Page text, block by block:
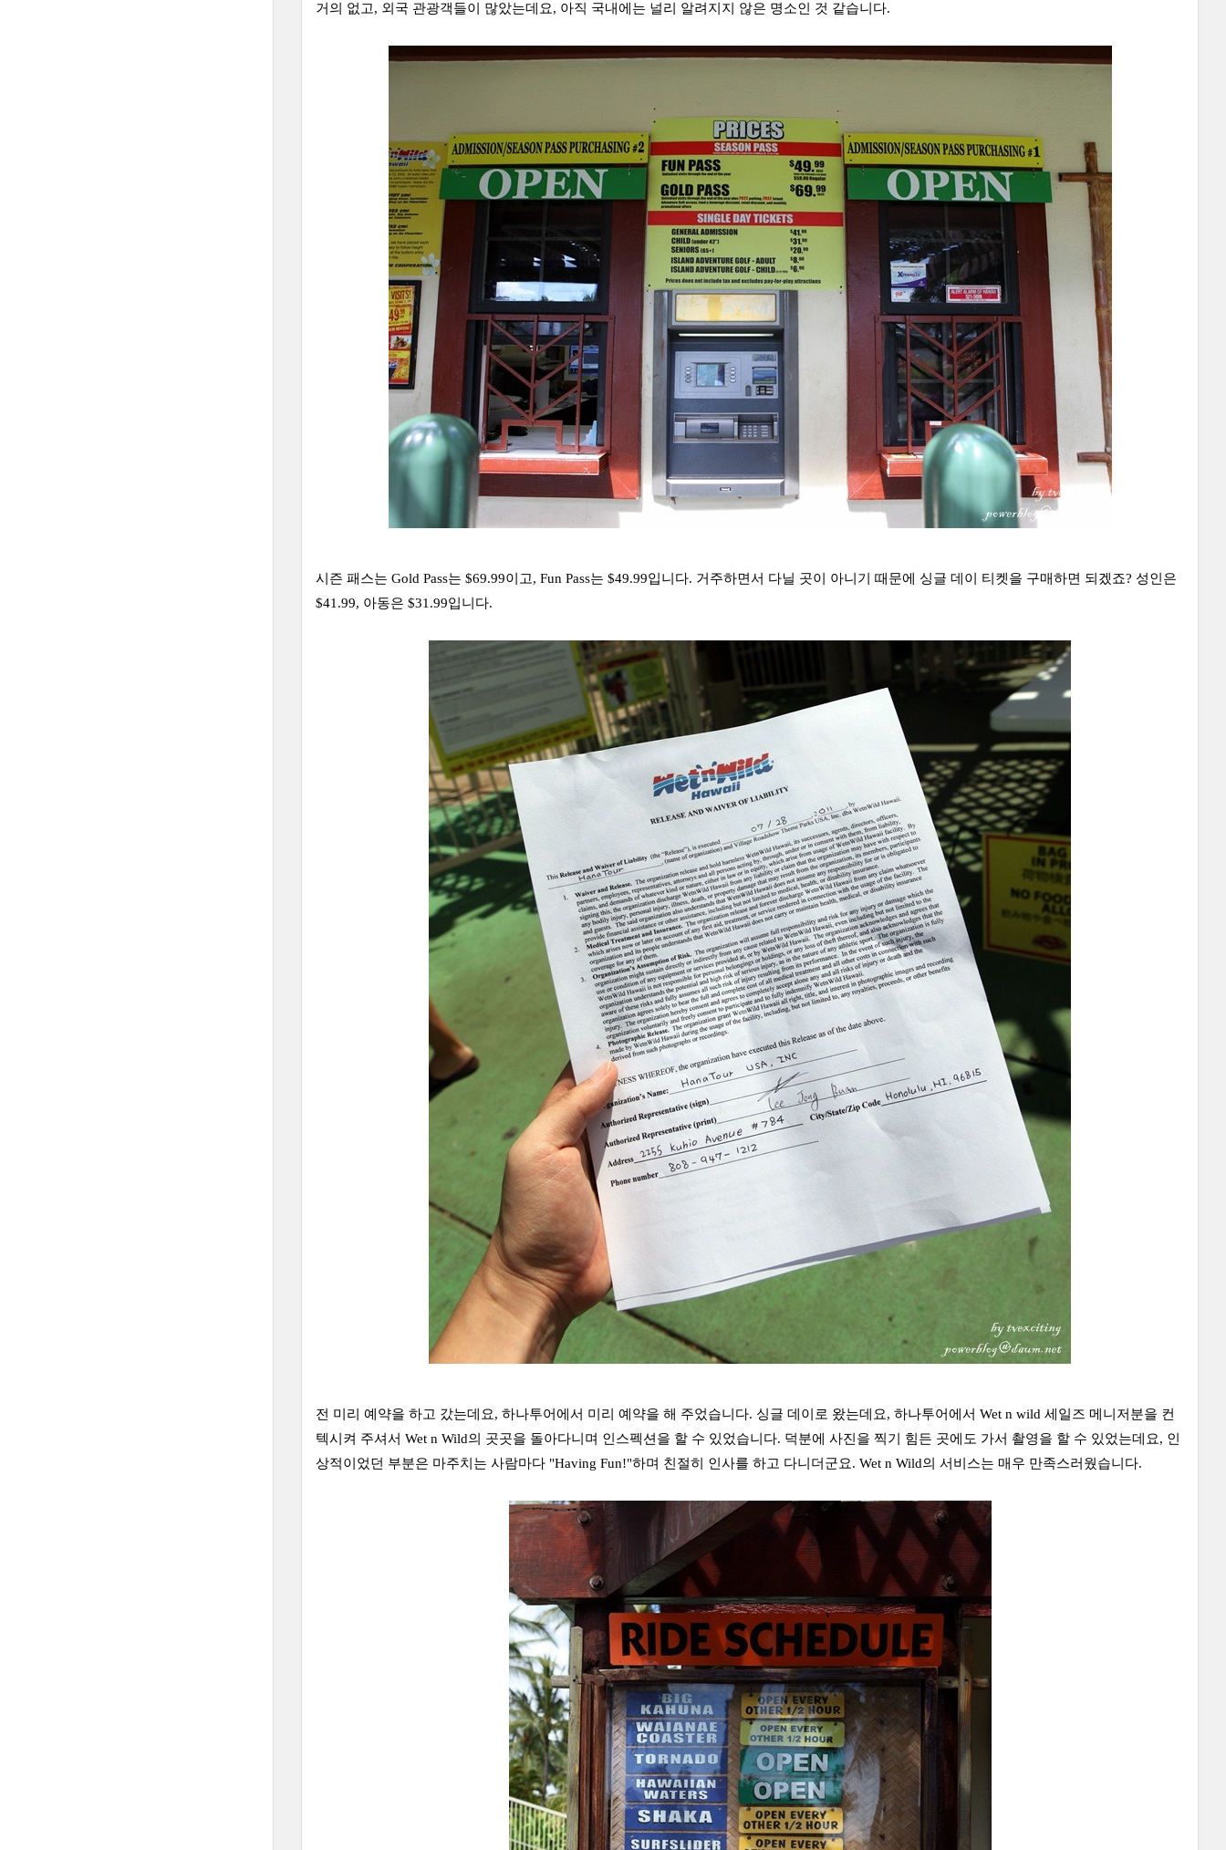
거의 없고, 외국 관광객들이 많았는데요, 아직 국내에는 널리 알려지지 않은 명소인 것 같습니다.
시즌 패스는 Gold Pass는 $69.99이고, Fun Pass는 $49.99입니다. 거주하면서 다닐 곳이 아니기 때문에 싱글 데이 티켓을 구매하면 되겠죠? 성인은
$41.99, 아동은 $31.99입니다.
전 미리 예약을 하고 갔는데요, 하나투어에서 미리 예약을 해 주었습니다. 싱글 데이로 왔는데요, 하나투어에서 Wet n wild 세일즈 메니저분을 컨
텍시켜 주셔서 Wet n Wild의 곳곳을 돌아다니며 인스펙션을 할 수 있었습니다. 덕분에 사진을 찍기 힘든 곳에도 가서 촬영을 할 수 있었는데요, 인
상적이었던 부분은 마주치는 사람마다 "Having Fun!"하며 친절히 인사를 하고 다니더군요. Wet n Wild의 서비스는 매우 만족스러웠습니다.